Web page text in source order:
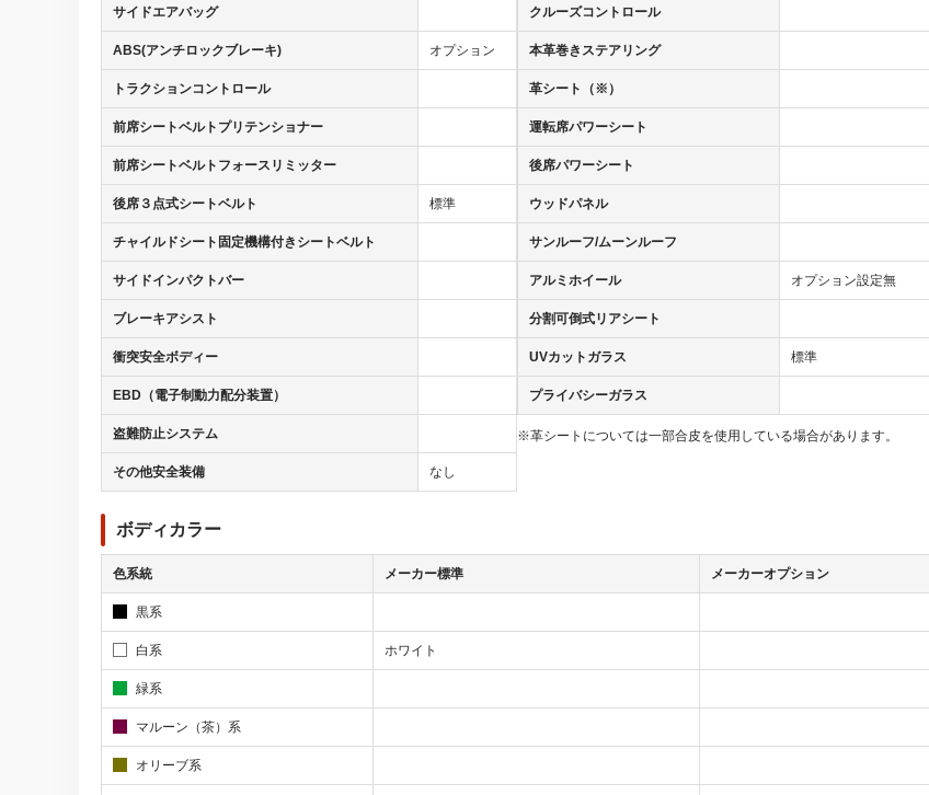
サイドエアバッグ
ABS(アンチロックブレーキ) オプション
トラクションコントロール
前席シートベルトプリテンショナー
前席シートベルトフォースリミッター
後席３点式シートベルト 標準
チャイルドシート固定機構付きシートベルト
サイドインパクトバー
ブレーキアシスト
衝突安全ボディー
EBD（電子制動力配分装置）
盗難防止システム
その他安全装備 なし
クルーズコントロール
本革巻きステアリング
革シート（※）
運転席パワーシート
後席パワーシート
ウッドパネル
サンルーフ/ムーンルーフ
アルミホイール オプション設定無
分割可倒式リアシート
UVカットガラス 標準
プライバシーガラス
※革シートについては一部合皮を使用している場合があります。
ボディカラー
色系統 メーカー標準 メーカーオプション
黒系
白系 ホワイト
緑系
マルーン（茶）系
オリーブ系